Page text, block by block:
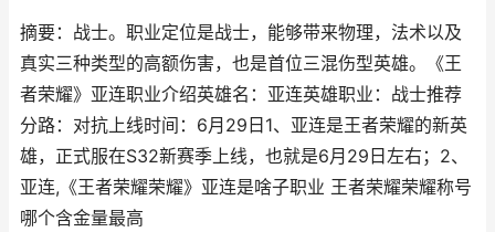
摘要：战士。职业定位是战士，能够带来物理，法术以及
真实三种类型的高额伤害，也是首位三混伤型英雄。《王
者荣耀》亚连职业介绍英雄名：亚连英雄职业：战士推荐
分路：对抗上线时间：6月29日1、亚连是王者荣耀的新英
雄，正式服在S32新赛季上线，也就是6月29日左右；2、
亚连,《王者荣耀荣耀》亚连是啥子职业 王者荣耀荣耀称号
哪个含金量最高